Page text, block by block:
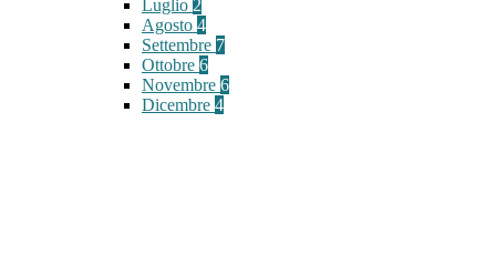
Luglio 2
Agosto 4
Settembre 7
Ottobre 6
Novembre 6
Dicembre 4